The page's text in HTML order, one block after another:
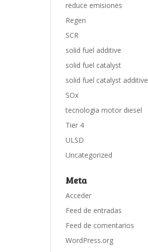
reduce emisiones
Regen
SCR
solid fuel additive
solid fuel catalyst
solid fuel catalyst additive
SOx
tecnologia motor diesel
Tier 4
ULSD
Uncategorized
Meta
Acceder
Feed de entradas
Feed de comentarios
WordPress.org